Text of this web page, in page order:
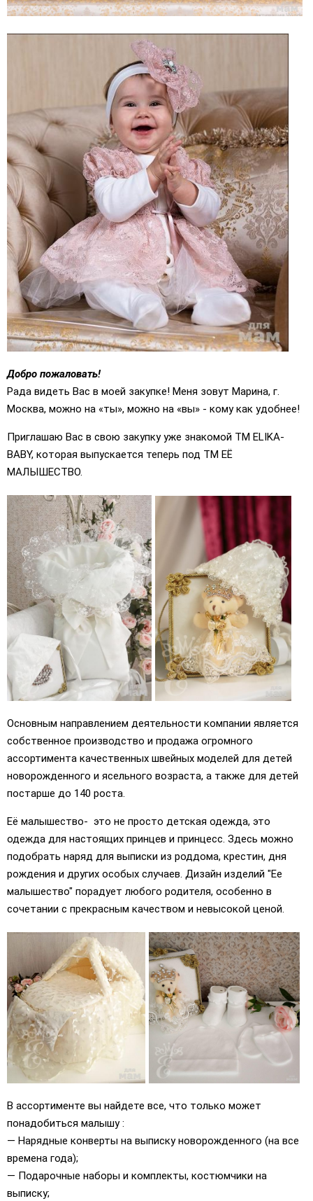
Добро пожаловать!
Рада видеть Вас в моей закупке! Меня зовут Марина, г.
Москва, можно на «ты», можно на «вы» - кому как удобнее!
Приглашаю Вас в свою закупку уже знакомой ТМ ELIKA-
BABY, которая выпускается теперь под ТМ ЕЁ
МАЛЫШЕСТВО.
Основным направлением деятельности компании является
собственное производство и продажа огромного
ассортимента качественных швейных моделей для детей
новорожденного и ясельного возраста, а также для детей
постарше до 140 роста.
Её малышество- это не просто детская одежда, это
одежда для настоящих принцев и принцесс. Здесь можно
подобрать наряд для выписки из роддома, крестин, дня
рождения и других особых случаев. Дизайн изделий "Ее
малышество" порадует любого родителя, особенно в
сочетании с прекрасным качеством и невысокой ценой.
В ассортименте вы найдете все, что только может
понадобиться малышу :
— Нарядные конверты на выписку новорожденного (на все
времена года);
— Подарочные наборы и комплекты, костюмчики на
выписку;